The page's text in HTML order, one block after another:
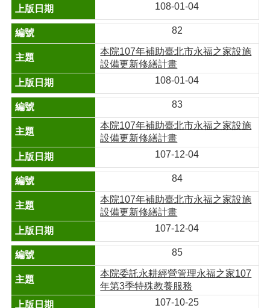
108-01-04
82
本院107年補助臺北市永福之家設施
設備更新修繕計畫
108-01-04
83
本院107年補助臺北市永福之家設施
設備更新修繕計畫
107-12-04
84
本院107年補助臺北市永福之家設施
設備更新修繕計畫
107-12-04
85
本院委託永耕經營管理永福之家107
年第3季特殊教養服務
107-10-25